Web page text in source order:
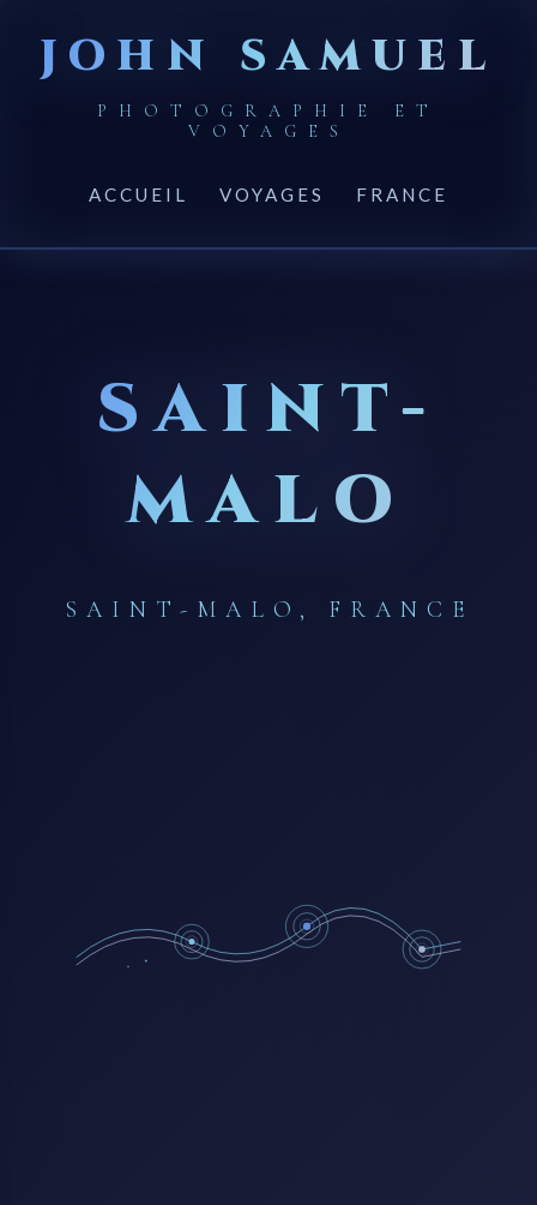
JOHN SAMUEL
PHOTOGRAPHIE ET
VOYAGES
ACCUEIL VOYAGES FRANCE
SAINT-
MALO
SAINT-MALO, FRANCE